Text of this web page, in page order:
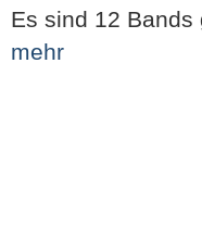
Es sind 12
mehr